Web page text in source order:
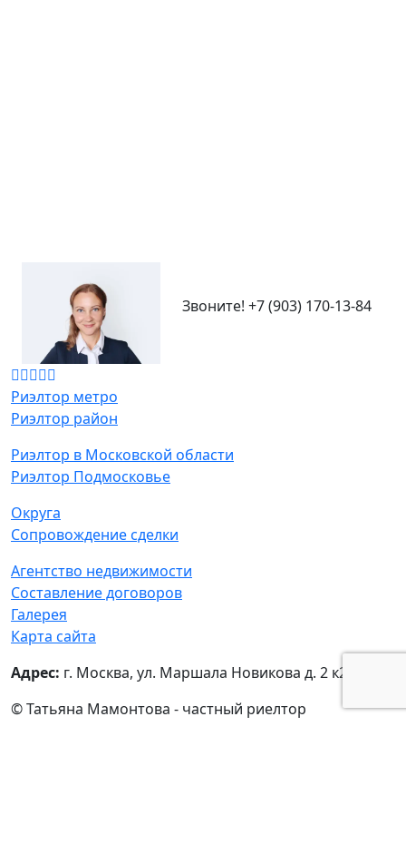
Звоните! +7 (903) 170-13-84
Риэлтор метро
Риэлтор район
Риэлтор в Московской области
Риэлтор Подмосковье
Округа
Сопровождение сделки
Агентство недвижимости
Составление договоров
Галерея
Карта сайта
Адрес: г. Москва, ул. Маршала Новикова д. 2 к2
© Татьяна Мамонтова - частный риелтор